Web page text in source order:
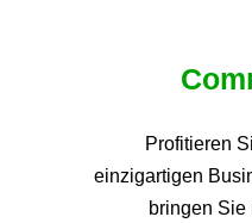
Profitieren
einzigartigen
bringen Sie